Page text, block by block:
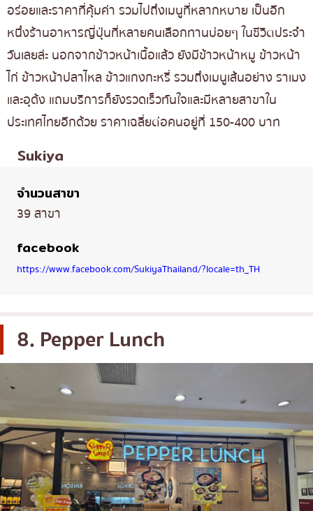
อร่อยและราคาที่คุ้มค่า รวมไปถึงเมนูที่หลากหบาย เป็นอีก
หนึ่งร้านอาหารญี่ปุ่นที่หลายคนเลือกทานบ่อยๆ ในชีวิตประจำ
วันเลยล่ะ นอกจากข้าวหน้าเนื้อแล้ว ยังมีข้าวหน้าหมู ข้าวหน้า
ไก่ ข้าวหน้าปลาไหล ข้าวแกงกะหรี่ รวมถึงเมนูเส้นอย่าง ราเมง
และอุด้ง แถมบริการก็ยังรวดเร็วทันใจและมีหลายสาขาใน
ประเทศไทยอีกด้วย ราคาเฉลี่ยต่อคนอยู่ที่ 150-400 บาท
Sukiya
จำนวนสาขา
39 สาขา
facebook
https://www.facebook.com/SukiyaThailand/?locale=th_TH
8. Pepper Lunch